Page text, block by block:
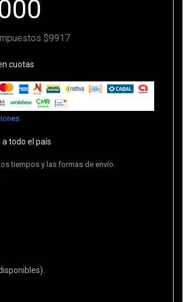
$9917
cuotas
a todo el país
tiempos y las formas de envío.